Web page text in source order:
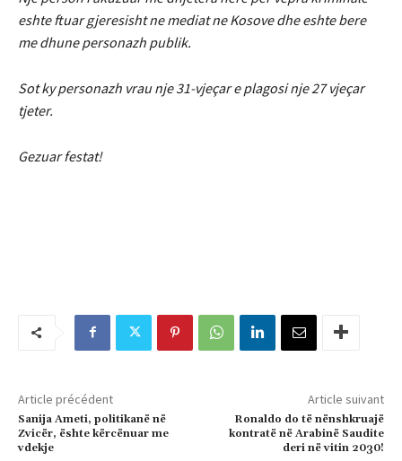
eshte ftuar gjeresisht ne mediat ne Kosove dhe eshte bere
me dhune personazh publik.
Sot ky personazh vrau nje 31-vjeçar e plagosi nje 27 vjeçar
tjeter.
Gezuar festat!
Article précédent
Sanija Ameti, politikanë në
Zvicër, ështe kërcënuar me
vdekje
Article suivant
Ronaldo do të nënshkruajë
kontratë në Arabinë Saudite
deri në vitin 2030!